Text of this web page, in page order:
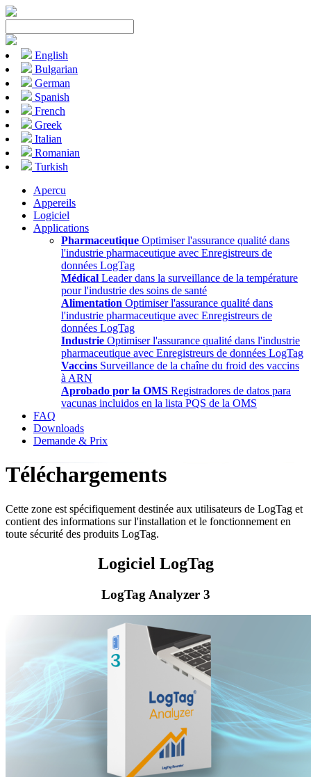
English
Bulgarian
German
Spanish
French
Greek
Italian
Romanian
Turkish
Apercu
Appereils
Logiciel
Applications
Pharmaceutique Optimiser l'assurance qualité dans
l'industrie pharmaceutique avec Enregistreurs de
données LogTag
Médical Leader dans la surveillance de la température
pour l'industrie des soins de santé
Alimentation Optimiser l'assurance qualité dans
l'industrie pharmaceutique avec Enregistreurs de
données LogTag
Industrie Optimiser l'assurance qualité dans l'industrie
pharmaceutique avec Enregistreurs de données LogTag
Vaccins Surveillance de la chaîne du froid des vaccins
à ARN
Aprobado por la OMS Registradores de datos para
vacunas incluidos en la lista PQS de la OMS
FAQ
Downloads
Demande & Prix
Téléchargements
Cette zone est spécifiquement destinée aux utilisateurs de LogTag et
contient des informations sur l'installation et le fonctionnement en
toute sécurité des produits LogTag.
Logiciel LogTag
LogTag Analyzer 3